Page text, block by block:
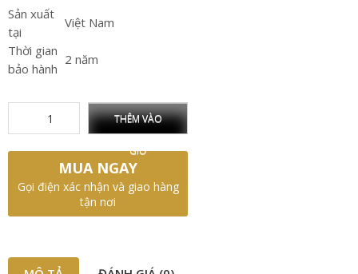
Sản xuất
tại
Việt Nam
Thời gian
bảo hành
2 năm
THÊM VÀO
GIỎ
MUA NGAY
Gọi điện xác nhận và giao hàng
tận nơi